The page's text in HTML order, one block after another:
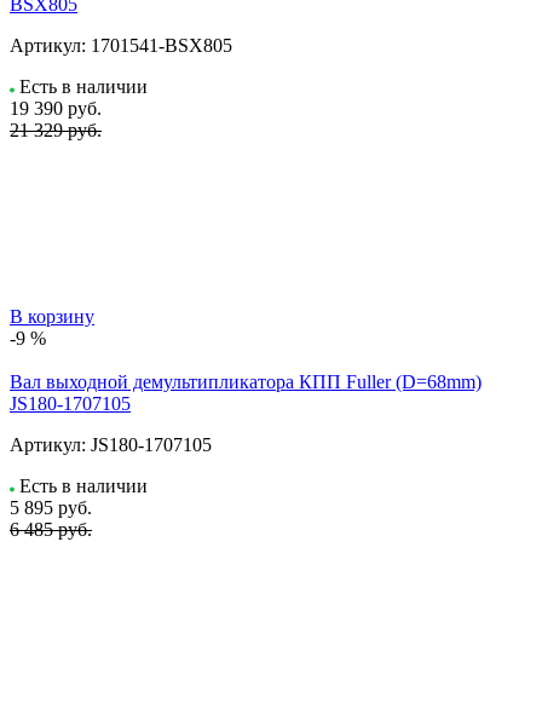
Артикул: 1701541-BSX805
Есть в наличии
19 390 руб.
21 329 руб.
В корзину
-9 %
Вал выходной демультипликатора КПП Fuller (D=68mm)
JS180-1707105
Артикул: JS180-1707105
Есть в наличии
5 895 руб.
6 485 руб.